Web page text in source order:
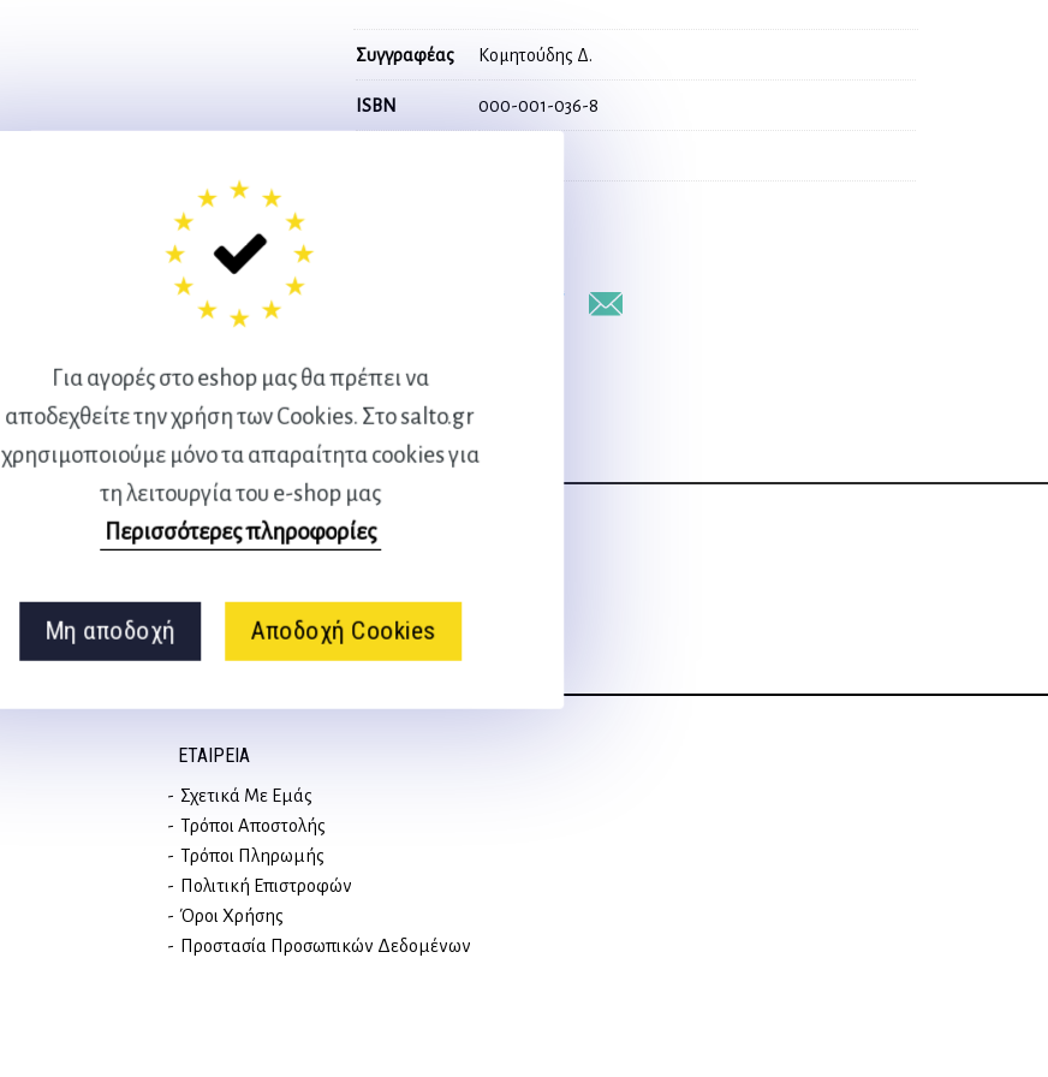
Για αγορές στο eshop μας θα πρέπει να
αποδεχθείτε την χρήση των Cookies. Στο salto.gr
χρησιμοποιούμε μόνο τα απαραίτητα cookies για
τη λειτουργία του e-shop μας
Περισσότερες πληροφορίες
Μη αποδοχή Αποδοχή Cookies
Συγγραφέας Κομητούδης Δ.
ISBN 000-001-036-8
Ακολουθήστε μας
στα social media
ΕΤΑΙΡΕΊΑ
Σχετικά Με Εμάς
Τρόποι Αποστολής
Τρόποι Πληρωμής
Πολιτική Επιστροφών
Όροι Χρήσης
Προστασία Προσωπικών Δεδομένων